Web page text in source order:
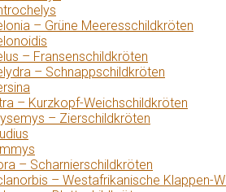
– Grüne Meeresschildkröten
– Fransenschildkröten
– Schnappschildkröten
– Kurzkopf-Weichschildkröten
– Zierschildkröten
– Scharnierschildkröten
– Westafrikanische Klappen-